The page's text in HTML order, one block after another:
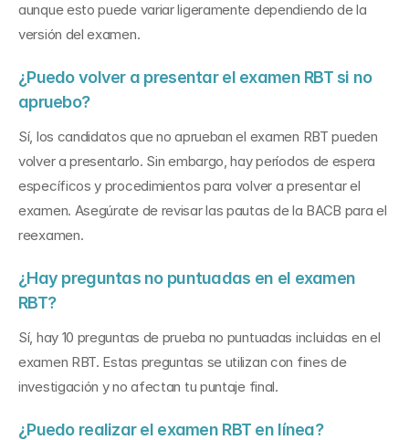
aunque esto puede variar ligeramente dependiendo de la
versión del examen.
¿Puedo volver a presentar el examen RBT si no
apruebo?
Sí, los candidatos que no aprueban el examen RBT pueden
volver a presentarlo. Sin embargo, hay períodos de espera
específicos y procedimientos para volver a presentar el
examen. Asegúrate de revisar las pautas de la BACB para el
reexamen.
¿Hay preguntas no puntuadas en el examen
RBT?
Sí, hay 10 preguntas de prueba no puntuadas incluidas en el
examen RBT. Estas preguntas se utilizan con fines de
investigación y no afectan tu puntaje final.
¿Puedo realizar el examen RBT en línea?